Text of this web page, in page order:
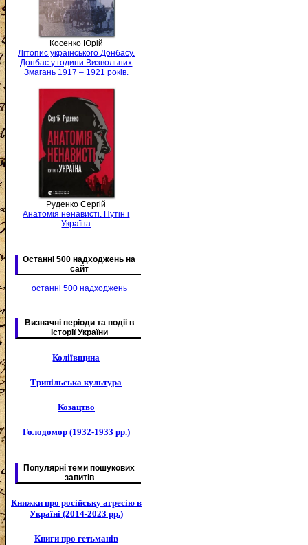
Косенко Юрій
Літопис українського Донбасу.
Донбас у години Визвольних
Змагань 1917 – 1921 років.
Руденко Сергій
Анатомія ненависті. Путін і
Україна
Останні 500 надходжень на
сайт
останні 500 надходжень
Визначні періоди та подіі в
історії України
Коліївщина
Трипільська культура
Козацтво
Голодомор (1932-1933 рр.)
Популярні теми пошукових
запитів
Книжки про російську агресію в
Україні (2014-2023 рр.)
Книги про гетьманів